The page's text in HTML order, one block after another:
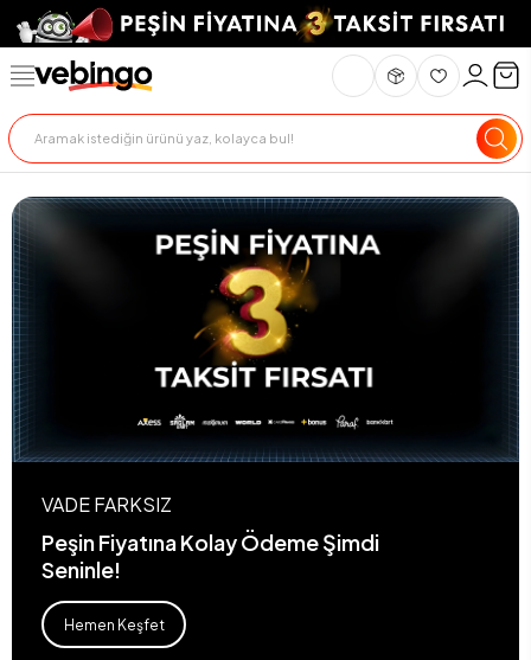
VADE FARKSIZ
Peşin Fiyatına Kolay Ödeme Şimdi
Seninle!
Hemen Keşfet